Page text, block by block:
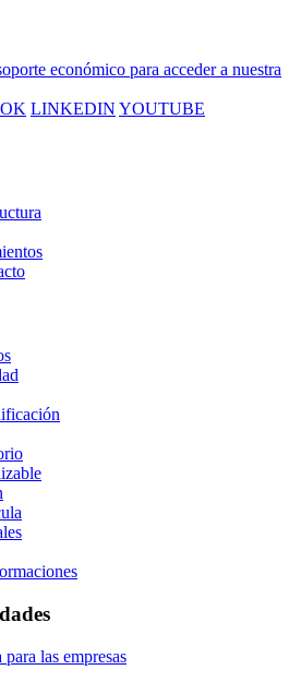
económico para acceder a nuestra
LINKEDIN YOUTUBE
las empresas